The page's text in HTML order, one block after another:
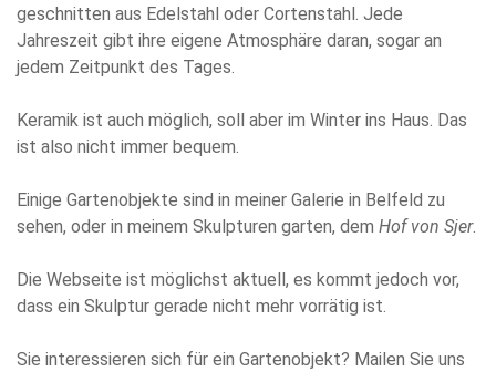
geschnitten aus Edelstahl oder Cortenstahl. Jede
Jahreszeit gibt ihre eigene Atmosphäre daran, sogar an
jedem Zeitpunkt des Tages.
Keramik ist auch möglich, soll aber im Winter ins Haus. Das
ist also nicht immer bequem.
Einige Gartenobjekte sind in meiner Galerie in Belfeld zu
sehen, oder in meinem Skulpturen garten, dem Hof von Sjer.
Die Webseite ist möglichst aktuell, es kommt jedoch vor,
dass ein Skulptur gerade nicht mehr vorrätig ist.
Sie interessieren sich für ein Gartenobjekt? Mailen Sie uns